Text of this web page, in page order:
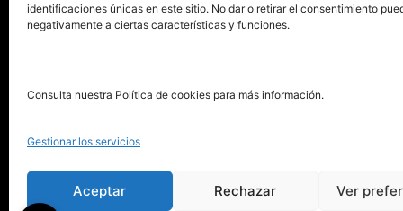
identificaciones únicas en este sitio. No dar o retirar el consentimiento
negativamente a ciertas características y funciones.
Consulta nuestra Política de cookies para más información.
Gestionar los servicios
Aceptar Rechazar Ver
pionero de autoedición
911 413 306
info@puntorojolibros.com
La